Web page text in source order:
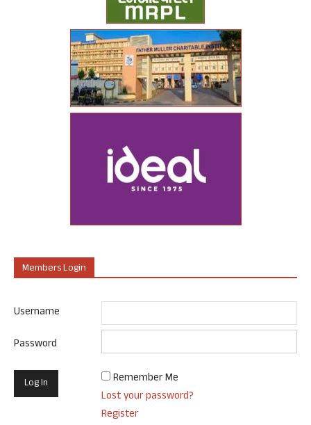
Members Login
Username
Password
Remember Me
Lost your password?
Register